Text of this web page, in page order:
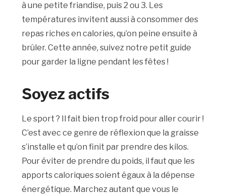
à une petite friandise, puis 2 ou 3. Les
températures invitent aussi à consommer des
repas riches en calories, qu’on peine ensuite à
brûler. Cette année, suivez notre petit guide
pour garder la ligne pendant les fêtes !
Soyez actifs
Le sport ? Il fait bien trop froid pour aller courir !
C’est avec ce genre de réflexion que la graisse
s’installe et qu’on finit par prendre des kilos.
Pour éviter de prendre du poids, il faut que les
apports caloriques soient égaux à la dépense
énergétique. Marchez autant que vous le